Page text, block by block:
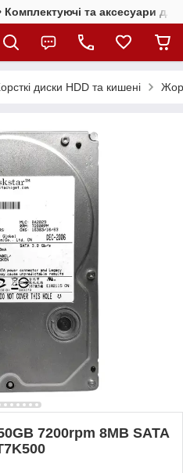
Комплектуючі та аксесуари
диски HDD та кишені
7200rpm 8MB SATA